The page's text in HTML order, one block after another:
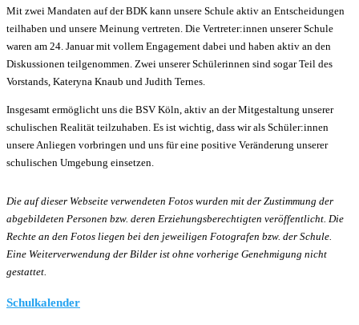
Mit zwei Mandaten auf der BDK kann unsere Schule aktiv an Entscheidungen
teilhaben und unsere Meinung vertreten. Die Vertreter:innen unserer Schule
waren am 24. Januar mit vollem Engagement dabei und haben aktiv an den
Diskussionen teilgenommen. Zwei unserer Schülerinnen sind sogar Teil des
Vorstands, Kateryna Knaub und Judith Ternes.
Insgesamt ermöglicht uns die BSV Köln, aktiv an der Mitgestaltung unserer
schulischen Realität teilzuhaben. Es ist wichtig, dass wir als Schüler:innen
unsere Anliegen vorbringen und uns für eine positive Veränderung unserer
schulischen Umgebung einsetzen.
Die auf dieser Webseite verwendeten Fotos wurden mit der Zustimmung der
abgebildeten Personen bzw. deren Erziehungsberechtigten veröffentlicht. Die
Rechte an den Fotos liegen bei den jeweiligen Fotografen bzw. der Schule.
Eine Weiterverwendung der Bilder ist ohne vorherige Genehmigung nicht
gestattet.
Schulkalender